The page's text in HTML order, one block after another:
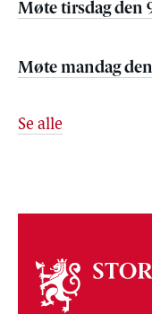
Møte tirsdag den
Møte mandag
Se alle
Om
stortinget